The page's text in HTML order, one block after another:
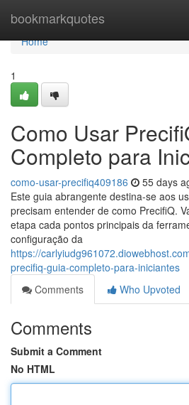
bookmarkquotes
Home
Home
1
Como Usar
Completo para
como-usar-precifiq409186 55 days
Este guia abrangente destina-se aos
precisam entender de como PrecifiQ.
etapa cada pontos principais da
configuração da
https://
precifiq-guia-completo-para-iniciantes
Comments
Who Upvoted
Comments
Submit a Comment
No HTML